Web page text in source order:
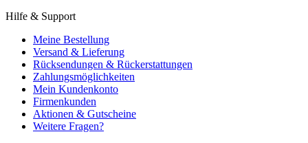
Hilfe & Support
Meine Bestellung
Versand & Lieferung
Rücksendungen & Rückerstattungen
Zahlungsmöglichkeiten
Mein Kundenkonto
Firmenkunden
Aktionen & Gutscheine
Weitere Fragen?